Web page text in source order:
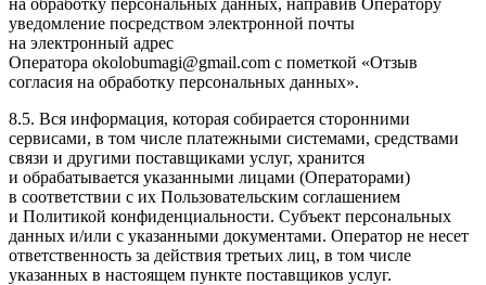
уведомление посредством электронной почты
на электронный адрес
Оператора okolobumagi@gmail.com с пометкой «Отзыв
согласия на обработку персональных данных».
8.5. Вся информация, которая собирается сторонними
сервисами, в том числе платежными системами, средствами
связи и другими поставщиками услуг, хранится
и обрабатывается указанными лицами (Операторами)
в соответствии с их Пользовательским соглашением
и Политикой конфиденциальности. Субъект персональных
данных и/или с указанными документами. Оператор не несет
ответственность за действия третьих лиц, в том числе
указанных в настоящем пункте поставщиков услуг.